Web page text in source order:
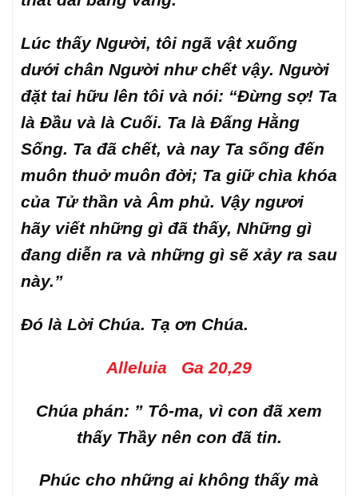
Lúc thấy Người, tôi ngã vật xuống
dưới chân Người như chết vậy. Người
đặt tai hữu lên tôi và nói: “Đừng sợ! Ta
là Đầu và là Cuối. Ta là Đấng Hằng
Sống. Ta đã chết, và nay Ta sống đến
muôn thuở muôn đời; Ta giữ chìa khóa
của Tử thần và Âm phủ. Vậy ngươi
hãy viết những gì đã thấy, Những gì
đang diễn ra và những gì sẽ xảy ra sau
này.”
Đó là Lời Chúa. Tạ ơn Chúa.
Alleluia Ga 20,29
Chúa phán: ” Tô-ma, vì con đã xem
thấy Thầy nên con đã tin.
Phúc cho những ai không thấy mà